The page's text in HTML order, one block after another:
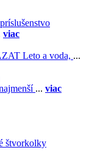
viac
Leto a voda, ...
... viac
štvorkolky